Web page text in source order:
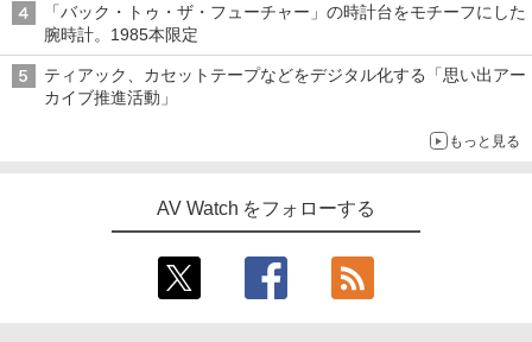
「バック・トゥ・ザ・フューチャー」の時計台をモチーフにした
腕時計。1985本限定
ティアック、カセットテープなどをデジタル化する「思い出アー
カイブ推進活動」
もっと見る
AV Watch をフォローする